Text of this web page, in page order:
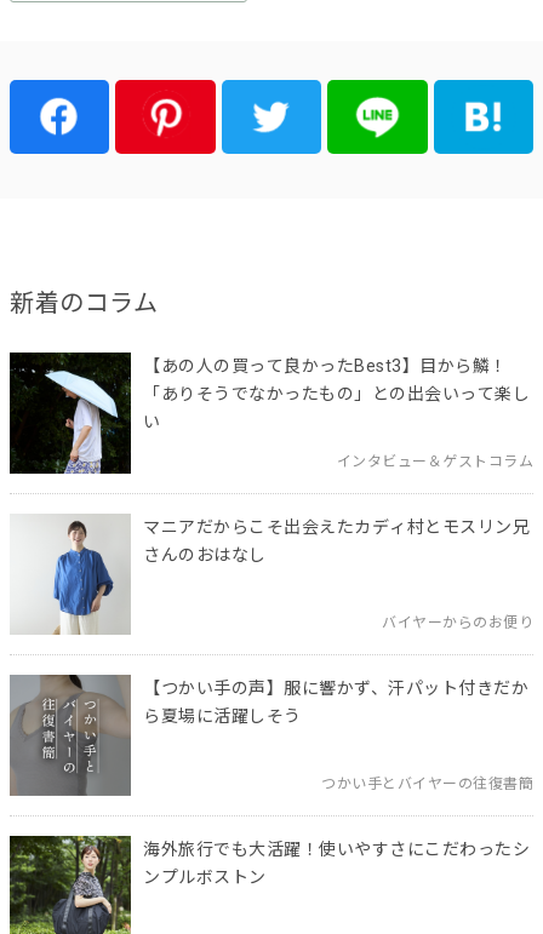
新着のコラム
【あの人の買って良かったBest3】目から鱗！
「ありそうでなかったもの」との出会いって楽し
い
インタビュー＆ゲストコラム
マニアだからこそ出会えたカディ村とモスリン兄
さんのおはなし
バイヤーからのお便り
【つかい手の声】服に響かず、汗パット付きだか
ら夏場に活躍しそう
つかい手とバイヤーの往復書簡
海外旅行でも大活躍！使いやすさにこだわったシ
ンプルボストン